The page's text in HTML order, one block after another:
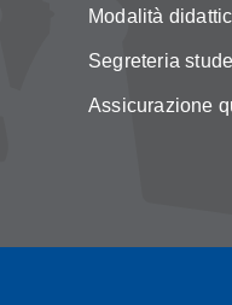
Modalità
Segreteria
Assicurazione